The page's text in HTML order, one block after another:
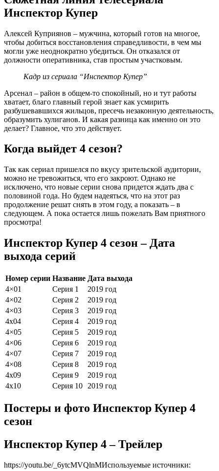
Инспектор Купер
Алексей Куприянов – мужчина, который готов на многое,
чтобы добиться восстановления справедливости, в чем мы
могли уже неоднократно убедиться. Он отказался от
должности оперативника, став простым участковым.
Кадр из сериала “Инспектор Купер”
Арсенал – район в общем-то спокойный, но и тут работы
хватает, благо главный герой знает как усмирить
разбушевавшихся жильцов, пресечь незаконную деятельность,
образумить хулиганов. И какая разница как именно он это
делает? Главное, что это действует.
Когда выйдет 4 сезон?
Так как сериал пришелся по вкусу зрительской аудитории,
можно не тревожиться, что его закроют. Однако не
исключено, что новые серии снова придется ждать два с
половиной года. Но будем надеяться, что на этот раз
продолжение решат снять в этом году, а показать – в
следующем. А пока остается лишь пожелать Вам приятного
просмотра!
Инспектор Купер 4 сезон – Дата
выхода серий
Номер серии Название Дата выхода
4×01
Серия 1
2019 год
4×02
Серия 2
2019 год
4×03
Серия 3
2019 год
4х04
Серия 4
2019 год
4×05
Серия 5
2019 год
4×06
Серия 6
2019 год
4×07
Серия 7
2019 год
4×08
Серия 8
2019 год
4х09
Серия 9
2019 год
4х10
Серия 10 2019 год
Постеры и фото Инспектор Купер 4
сезон
Инспектор Купер 4 – Трейлер
https://youtu.be/_6ytcMVQlnMИспользуемые источники: